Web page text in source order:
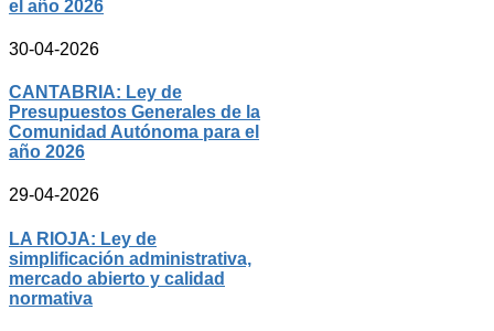
el año 2026
30-04-2026
CANTABRIA: Ley de
Presupuestos Generales de la
Comunidad Autónoma para el
año 2026
29-04-2026
LA RIOJA: Ley de
simplificación administrativa,
mercado abierto y calidad
normativa